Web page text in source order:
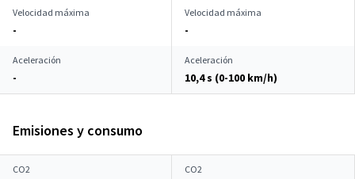
Velocidad máxima
-
Velocidad máxima
-
Aceleración
-
Aceleración
10,4 s (0-100 km/h)
Emisiones y consumo
CO2 CO2